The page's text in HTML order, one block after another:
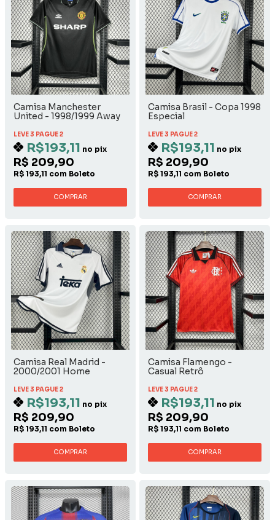
Camisa Manchester
United - 1998/1999 Away
LEVE 3 PAGUE 2
R$193,11 no pix
R$ 209,90
R$ 193,11 com Boleto
COMPRAR
Camisa Brasil - Copa 1998
Especial
LEVE 3 PAGUE 2
R$193,11 no pix
R$ 209,90
R$ 193,11 com Boleto
COMPRAR
Camisa Real Madrid -
2000/2001 Home
LEVE 3 PAGUE 2
R$193,11 no pix
R$ 209,90
R$ 193,11 com Boleto
COMPRAR
Camisa Flamengo -
Casual Retrô
LEVE 3 PAGUE 2
R$193,11 no pix
R$ 209,90
R$ 193,11 com Boleto
COMPRAR